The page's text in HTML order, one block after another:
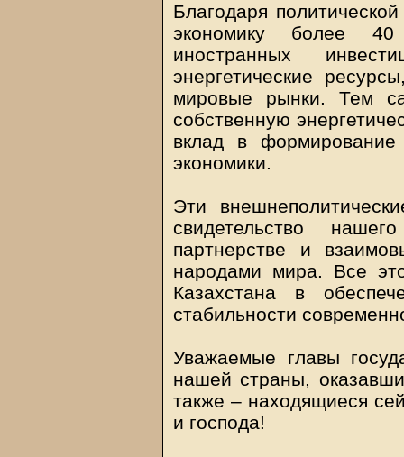
Благодаря
экономику более
иностранных
энергетические
мировые рынки. Тем
собственную
вклад в формирование
экономики.
Эти
свидетельство
партнерстве и
народами мира. Все
Казахстана в
стабильности
Уважаемые главы
нашей страны,
также – находящиеся
и господа!